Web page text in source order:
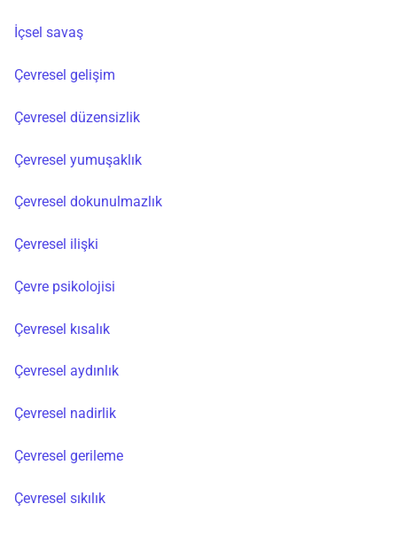
İçsel savaş
Çevresel gelişim
Çevresel düzensizlik
Çevresel yumuşaklık
Çevresel dokunulmazlık
Çevresel ilişki
Çevre psikolojisi
Çevresel kısalık
Çevresel aydınlık
Çevresel nadirlik
Çevresel gerileme
Çevresel sıkılık